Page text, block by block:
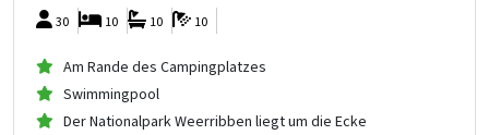
30 10
10
10
Am Rande des Campingplatzes
Swimmingpool
Der Nationalpark Weerribben liegt um die Ecke